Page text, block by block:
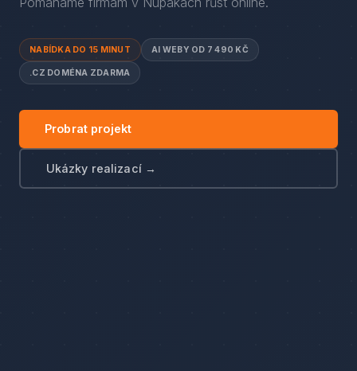
NABÍDKA DO 15 MINUT AI WEBY OD 7 490 KČ
.CZ DOMÉNA ZDARMA
Probrat projekt
Ukázky realizací →